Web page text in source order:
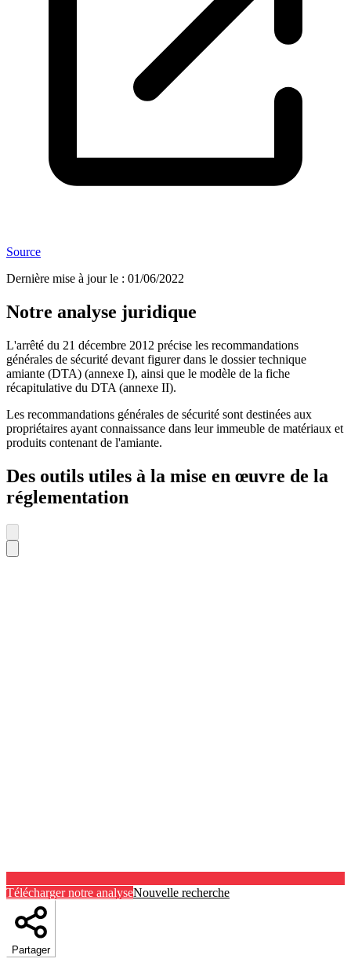
Source
Dernière mise à jour le : 01/06/2022
Notre analyse juridique
L'arrêté du 21 décembre 2012 précise les recommandations
générales de sécurité devant figurer dans le dossier technique
amiante (DTA) (annexe I), ainsi que le modèle de la fiche
récapitulative du DTA (annexe II).
Les recommandations générales de sécurité sont destinées aux
propriétaires ayant connaissance dans leur immeuble de matériaux et
produits contenant de l'amiante.
Des outils utiles à la mise en œuvre de la
réglementation
Télécharger notre analyseNouvelle recherche
Partager